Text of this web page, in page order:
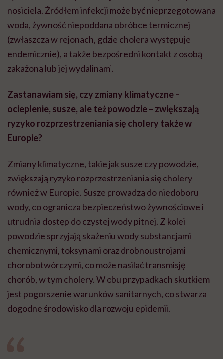
nosiciela. Źródłem infekcji może być nieprzegotowana
woda, żywność niepoddana obróbce termicznej
(zwłaszcza w rejonach, gdzie cholera występuje
endemicznie), a także bezpośredni kontakt z osobą
zakażoną lub jej wydalinami.
Zastanawiam się, czy zmiany klimatyczne –
ocieplenie, susze, ale też powodzie – zwiększają
ryzyko rozprzestrzeniania się cholery także w
Europie?
Zmiany klimatyczne, takie jak susze czy powodzie,
zwiększają ryzyko rozprzestrzeniania się cholery
również w Europie. Susze prowadzą do niedoboru
wody, co ogranicza bezpieczeństwo żywnościowe i
utrudnia dostęp do czystej wody pitnej. Z kolei
powodzie sprzyjają skażeniu wody substancjami
chemicznymi, toksynami oraz drobnoustrojami
chorobotwórczymi, co może nasilać transmisję
chorób, w tym cholery. W obu przypadkach skutkiem
jest pogorszenie warunków sanitarnych, co stwarza
dogodne środowisko dla rozwoju epidemii.